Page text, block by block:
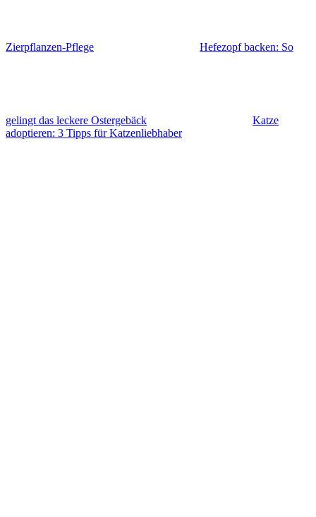
Zierpflanzen-Pflege Hefezopf backen: So
gelingt das leckere Ostergebäck
Katze
adoptieren: 3 Tipps für Katzenliebhaber